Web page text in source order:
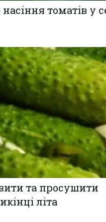
томатів у
та просушити
літа